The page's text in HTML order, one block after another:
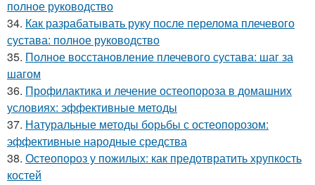
полное руководство
34. Как разрабатывать руку после перелома плечевого
сустава: полное руководство
35. Полное восстановление плечевого сустава: шаг за
шагом
36. Профилактика и лечение остеопороза в домашних
условиях: эффективные методы
37. Натуральные методы борьбы с остеопорозом:
эффективные народные средства
38. Остеопороз у пожилых: как предотвратить хрупкость
костей